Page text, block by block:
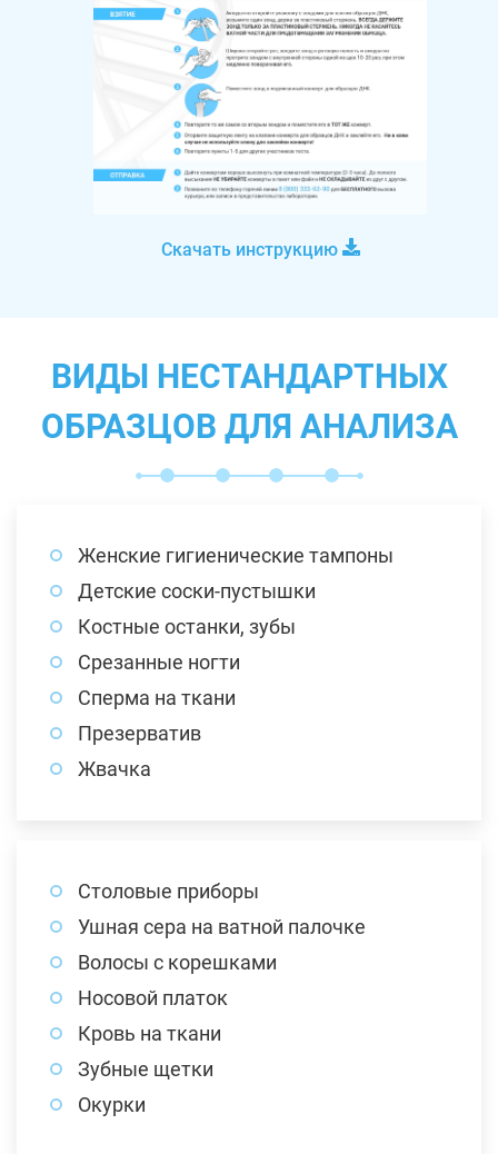
Скачать инструкцию
ВИДЫ НЕСТАНДАРТНЫХ
ОБРАЗЦОВ ДЛЯ АНАЛИЗА
Женские гигиенические тампоны
Детские соски-пустышки
Костные останки, зубы
Срезанные ногти
Сперма на ткани
Презерватив
Жвачка
Столовые приборы
Ушная сера на ватной палочке
Волосы с корешками
Носовой платок
Кровь на ткани
Зубные щетки
Окурки